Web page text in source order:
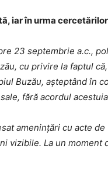
iar în urma
23 septembrie a.c.,
cu privire la faptul
Buzău, așteptând în
fără acordul
amenințări cu acte
vizibile. La un